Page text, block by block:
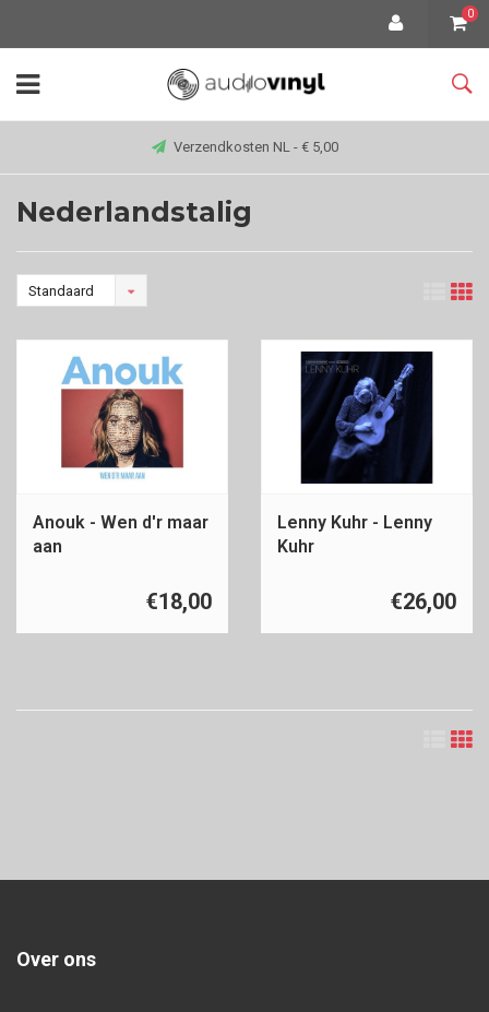
0
Verzendkosten NL - € 5,00
Nederlandstalig
Standaard
Anouk - Wen d'r maar
aan
€18,00
Lenny Kuhr - Lenny
Kuhr
€26,00
Over ons